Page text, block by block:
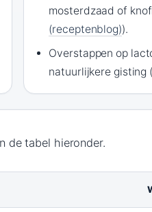
mosterdzaad of
(receptenblog)).
Overstappen op
natuurlijkere gisting (
de tabel hieronder.